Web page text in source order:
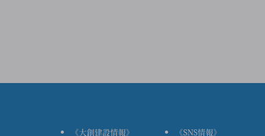
《大創建設情報》
《SNS情報》